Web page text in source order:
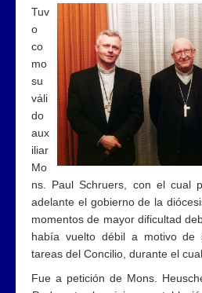
Tuv
o
co
mo
su
váli
do
aux
iliar
Mo
ns. Paul Schruers, con el cual
adelante el gobierno de la
momentos de mayor dificultad
había vuelto débil a motivo de
tareas del Concilio, durante el
Fue a petición de Mons.